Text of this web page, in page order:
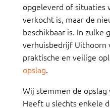
opgeleverd of situaties
verkocht is, maar de
beschikbaar is. In zulke
verhuisbedrijf Uithoorn
praktische en veilige
opslag.
Wij stemmen de
Heeft u slechts enkele